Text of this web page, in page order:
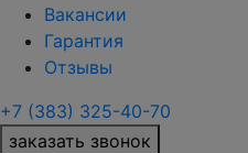
Вакансии
Гарантия
Отзывы
+7 (383) 325-40-70
заказать звонок